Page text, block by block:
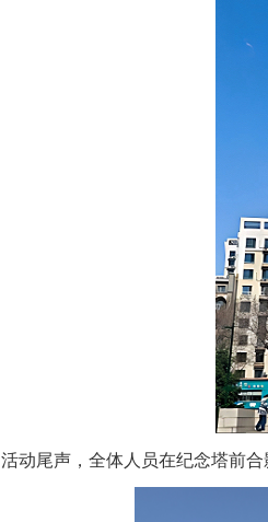
活动尾声，全体人员在纪念塔前